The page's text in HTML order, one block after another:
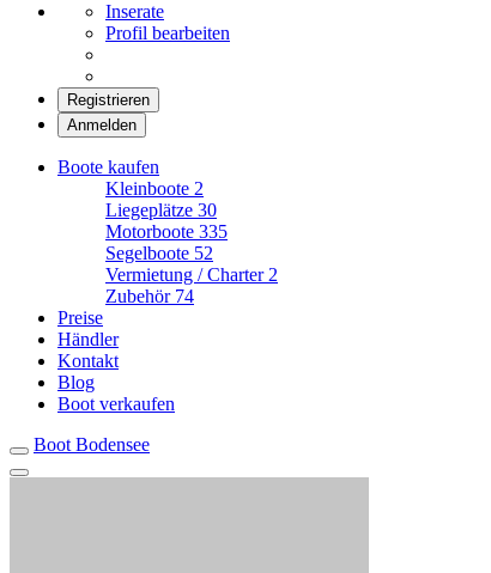
Inserate
Profil bearbeiten
Registrieren
Anmelden
Boote kaufen
Kleinboote 2
Liegeplätze 30
Motorboote 335
Segelboote 52
Vermietung / Charter 2
Zubehör 74
Preise
Händler
Kontakt
Blog
Boot verkaufen
Boot Bodensee